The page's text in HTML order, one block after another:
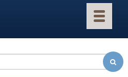
Toggle